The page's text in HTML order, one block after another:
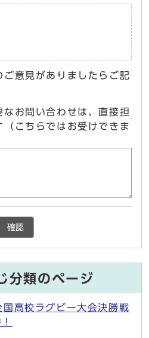
ご意見がありましたらご記
なお問い合わせは、直接担
こちらではお受けできま
確認
分類のページ
高校ラグビー大会決勝戦